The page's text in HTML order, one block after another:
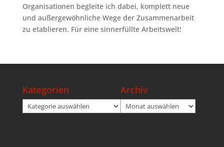
Organisationen begleite ich dabei, komplett neue
und außergewöhnliche Wege der Zusammenarbeit
zu etablieren. Für eine sinnerfüllte Arbeitswelt!
Kategorien
Kategorien
Archiv
Archiv